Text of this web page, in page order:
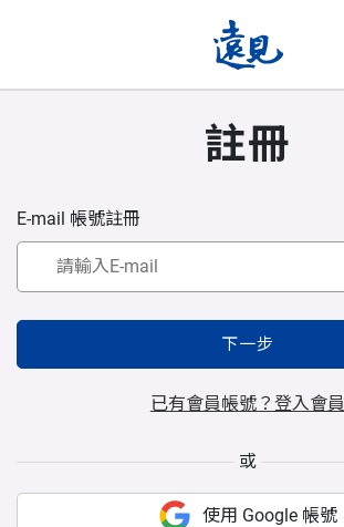
註冊
E-mail 帳號註冊
下一步
已有會員帳號？登入會員
或
使用 Google 帳號